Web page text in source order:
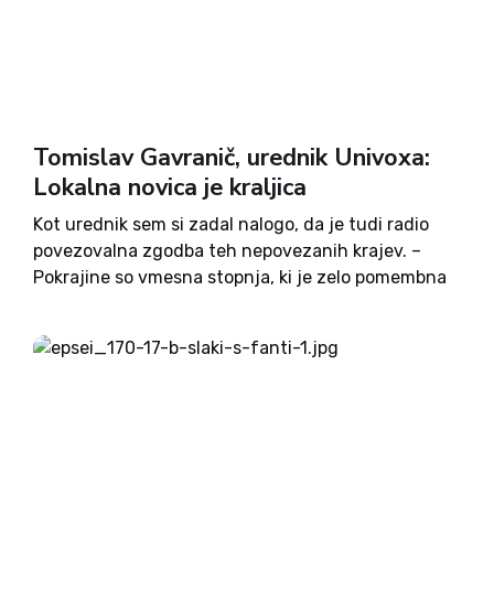
Tomislav Gavranič, urednik Univoxa:
Lokalna novica je kraljica
Kot urednik sem si zadal nalogo, da je tudi radio
povezovalna zgodba teh nepovezanih krajev. –
Pokrajine so vmesna stopnja, ki je zelo pomembna
– RTV je kontroliran, točno se ve, kako je....